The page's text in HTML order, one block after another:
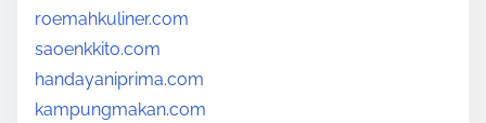
roemahkuliner.com
saoenkkito.com
handayaniprima.com
kampungmakan.com